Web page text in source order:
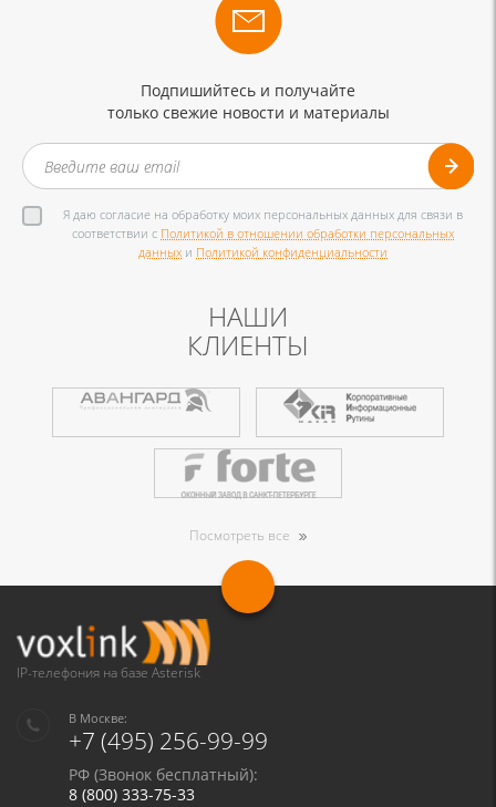
Подпишийтесь и получайте
только свежие новости и материалы
Я даю согласие на обработку моих персональных данных для связи в
соответствии с Политикой в отношении обработки персональных
данных и Политикой конфиденциальности
НАШИ
КЛИЕНТЫ
Посмотреть все
IP-телефония на базе Asterisk
В Москве:
+7 (495) 256-99-99
РФ (Звонок бесплатный):
8 (800) 333-75-33